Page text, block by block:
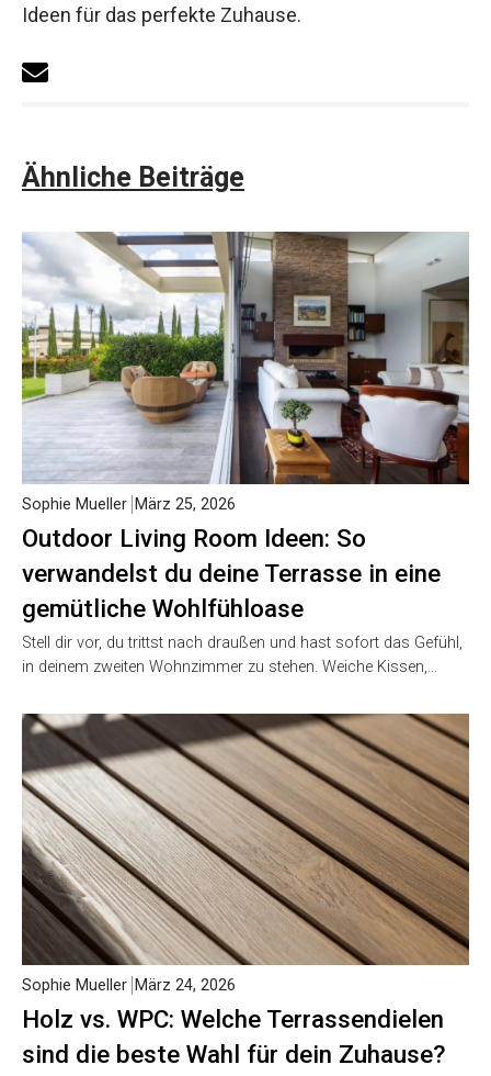
Ideen für das perfekte Zuhause.
Ähnliche Beiträge
Outdoor Living Room Ideen: So
verwandelst du deine Terrasse in eine
gemütliche Wohlfühloase
Sophie Mueller März 25, 2026
Stell dir vor, du trittst nach draußen und hast sofort das Gefühl,
in deinem zweiten Wohnzimmer zu stehen. Weiche Kissen,…
Holz vs. WPC: Welche Terrassendielen
sind die beste Wahl für dein Zuhause?
Sophie Mueller März 24, 2026